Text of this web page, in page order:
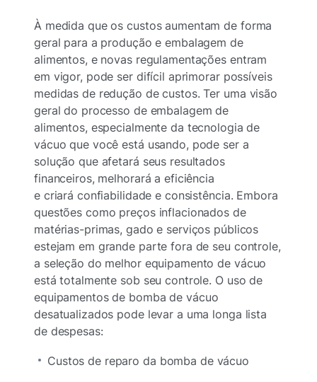
À medida que os custos aumentam de forma
geral para a produção e embalagem de
alimentos, e novas regulamentações entram
em vigor, pode ser difícil aprimorar possíveis
medidas de redução de custos. Ter uma visão
geral do processo de embalagem de
alimentos, especialmente da tecnologia de
vácuo que você está usando, pode ser a
solução que afetará seus resultados
financeiros, melhorará a eficiência
e criará confiabilidade e consistência. Embora
questões como preços inflacionados de
matérias-primas, gado e serviços públicos
estejam em grande parte fora de seu controle,
a seleção do melhor equipamento de vácuo
está totalmente sob seu controle. O uso de
equipamentos de bomba de vácuo
desatualizados pode levar a uma longa lista
de despesas:
Custos de reparo da bomba de vácuo